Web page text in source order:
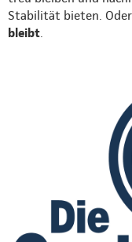
Stabilität bieten.
bleibt.